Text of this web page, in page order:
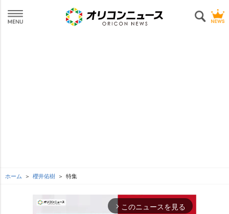
ホーム 櫻井佑樹 特集
arrow_forward_ios このニュースを見る